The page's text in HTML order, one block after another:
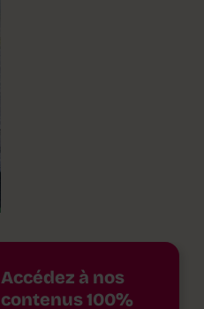
Accédez à nos
contenus 100%